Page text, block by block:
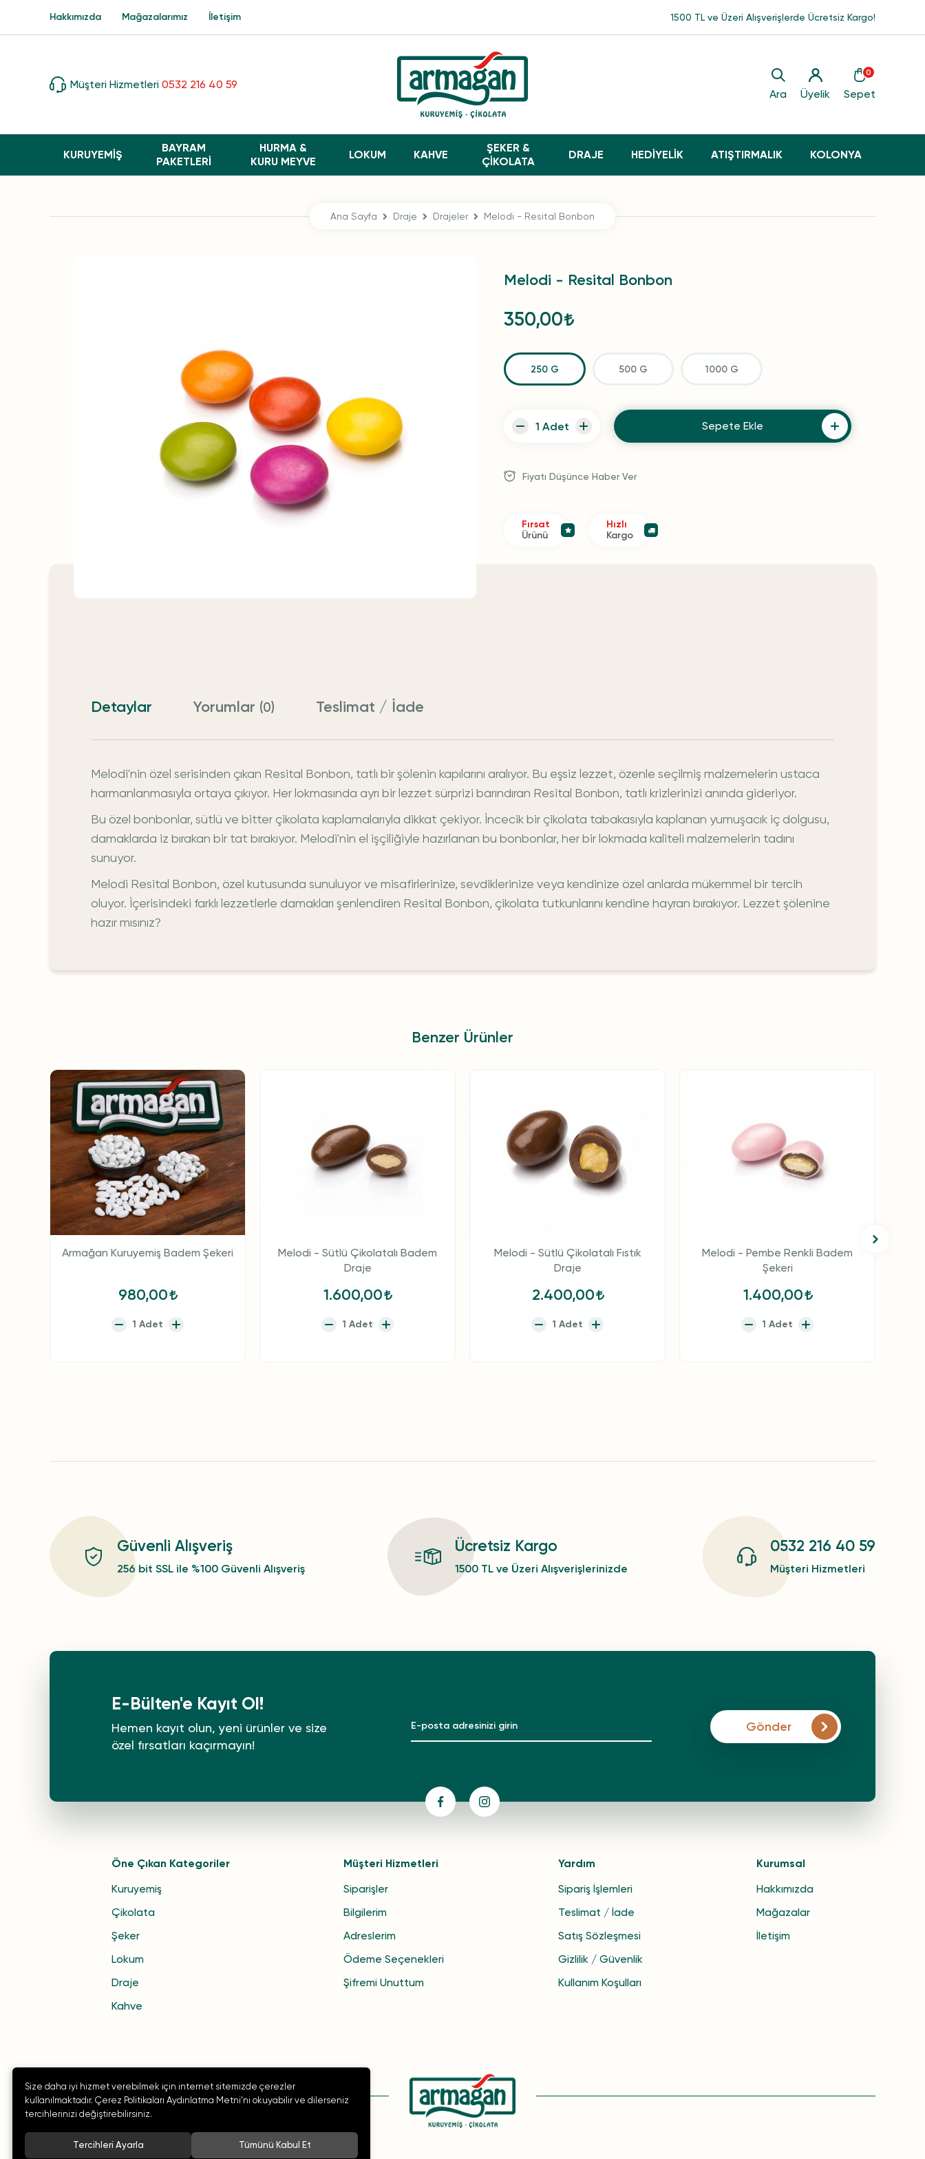
Müşteri Hizmetleri 0532 216 40 59
Ara Üyelik
0
Sepet
KURUYEMİŞ
BAYRAM
PAKETLERI
HURMA &
KURU MEYVE
LOKUM KAHVE
ŞEKER &
ÇİKOLATA
DRAJE HEDİYELİK ATIŞTIRMALIK KOLONYA
Hakkımızda Mağazalarımız İletişim 1500 TL ve Üzeri Alışverişlerde Ücretsiz Kargo!
Ana Sayfa Draje Drajeler Melodi - Resital Bonbon
Melodi - Resital Bonbon
350,00
250 G 500 G 1000 G
Sepete Ekle
Fiyatı Düşünce Haber Ver
Fırsat
Ürünü
Hızlı
Kargo
Detaylar Yorumlar (0) Teslimat / İade
Melodi'nin özel serisinden çıkan Resital Bonbon, tatlı bir şölenin kapılarını aralıyor. Bu eşsiz lezzet, özenle seçilmiş malzemelerin ustaca
harmanlanmasıyla ortaya çıkıyor. Her lokmasında ayrı bir lezzet sürprizi barındıran Resital Bonbon, tatlı krizlerinizi anında gideriyor.
Bu özel bonbonlar, sütlü ve bitter çikolata kaplamalarıyla dikkat çekiyor. İncecik bir çikolata tabakasıyla kaplanan yumuşacık iç dolgusu,
damaklarda iz bırakan bir tat bırakıyor. Melodi'nin el işçiliğiyle hazırlanan bu bonbonlar, her bir lokmada kaliteli malzemelerin tadını
sunuyor.
Melodi Resital Bonbon, özel kutusunda sunuluyor ve misafirlerinize, sevdiklerinize veya kendinize özel anlarda mükemmel bir tercih
oluyor. İçerisindeki farklı lezzetlerle damakları şenlendiren Resital Bonbon, çikolata tutkunlarını kendine hayran bırakıyor. Lezzet şölenine
hazır mısınız?
Benzer Ürünler
Armağan Kuruyemiş Badem Şekeri
980,00
Melodi - Sütlü Çikolatalı Badem
Draje
1.600,00
Melodi - Sütlü Çikolatalı Fıstık
Draje
2.400,00
Melodi - Pembe Renkli Badem
Şekeri
1.400,00
Güvenli Alışveriş
256 bit SSL ile %100 Güvenli Alışveriş
Ücretsiz Kargo
1500 TL ve Üzeri Alışverişlerinizde
0532 216 40 59
Müşteri Hizmetleri
E-Bülten'e Kayıt Ol!
Hemen kayıt olun, yeni ürünler ve size
özel fırsatları kaçırmayın!
Gönder
Öne Çıkan Kategoriler
Kuruyemiş
Çikolata
Şeker
Lokum
Draje
Kahve
Müşteri Hizmetleri
Siparişler
Bilgilerim
Adreslerim
Ödeme Seçenekleri
Şifremi Unuttum
Yardım
Sipariş İşlemleri
Teslimat / İade
Satış Sözleşmesi
Gizlilik / Güvenlik
Kullanım Koşulları
Kurumsal
Hakkımızda
Mağazalar
İletişim
Size daha iyi hizmet verebilmek için internet sitemizde çerezler
kullanılmaktadır. Çerez Politikaları Aydınlatma Metni’ni okuyabilir ve dilerseniz
tercihlerinizi değiştirebilirsiniz.
Tercihleri Ayarla Tümünü Kabul Et